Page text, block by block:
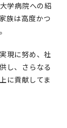
学病院への紹
族は高度かつ
現に努め、社
し、さらなる
に貢献してま